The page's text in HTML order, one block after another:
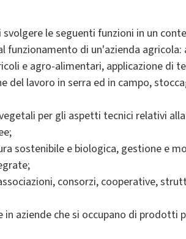
le seguenti funzioni in un
funzionamento di un'azienda
e agro-alimentari, applicazione di
del lavoro in serra ed in campo,
per gli aspetti tecnici relativi
sostenibile e biologica, gestione e
consorzi, cooperative,
aziende che si occupano di prodotti